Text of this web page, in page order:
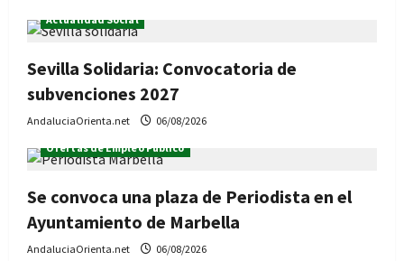
Actualidad Social
Sevilla Solidaria: Convocatoria de
subvenciones 2027
AndaluciaOrienta.net
06/08/2026
Ofertas de Empleo Público
Se convoca una plaza de Periodista en el
Ayuntamiento de Marbella
AndaluciaOrienta.net 06/08/2026